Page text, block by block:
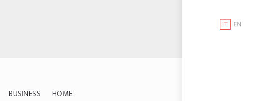
IT EN
BUSINESS HOME